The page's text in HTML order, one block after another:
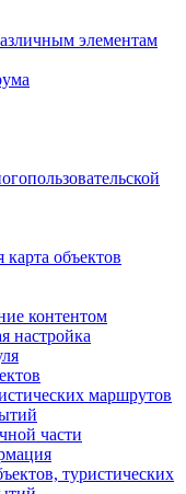
элементам
объектов
контентом
настройка
маршрутов
части
туристических